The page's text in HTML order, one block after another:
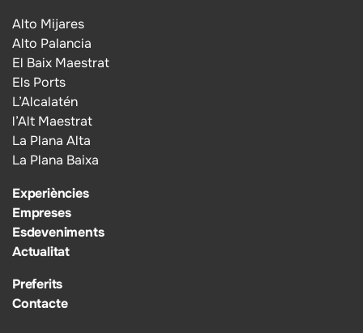
Alto Mijares
Alto Palancia
El Baix Maestrat
Els Ports
L’Alcalatén
l’Alt Maestrat
La Plana Alta
La Plana Baixa
Experiències
Empreses
Esdeveniments
Actualitat
Preferits
Contacte